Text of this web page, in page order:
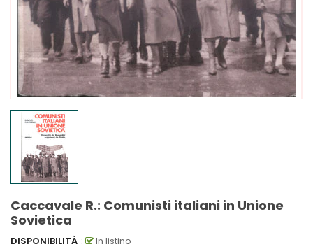
Caccavale R.: Comunisti italiani in Unione
Sovietica
DISPONIBILITÀ :
In listino